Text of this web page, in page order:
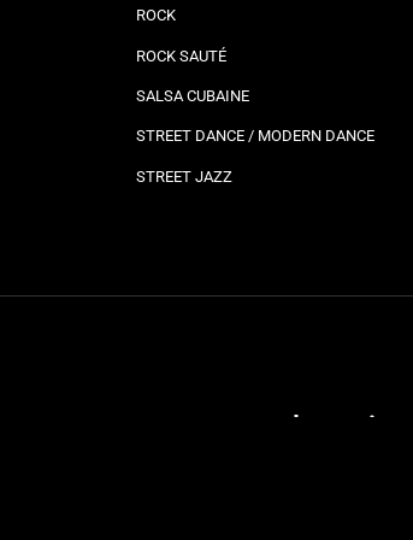
ROCK
ROCK SAUTÉ
SALSA CUBAINE
STREET DANCE / MODERN DANCE
STREET JAZZ
Plannings